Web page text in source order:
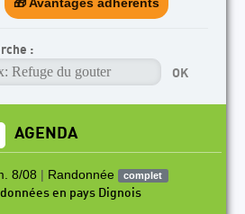
:
AGENDA
8/08 | Randonnée complet
en pays Dignois